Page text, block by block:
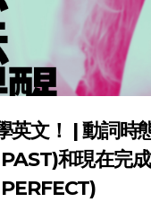
英文！ | 動詞時
和現在完成